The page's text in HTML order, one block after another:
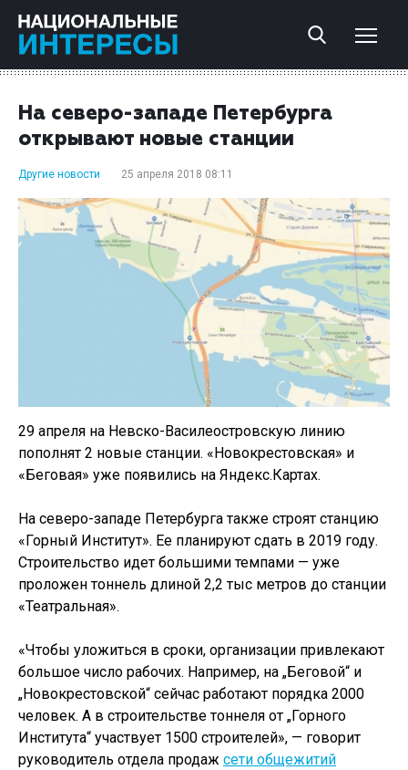
На северо-западе Петербурга
открывают новые станции
Другие новости 25 апреля 2018 08:11
29 апреля на Невско-Василеостровскую линию
пополнят 2 новые станции. «Новокрестовская» и
«Беговая» уже появились на Яндекс.Картах.
На северо-западе Петербурга также строят станцию
«Горный Институт». Ее планируют сдать в 2019 году.
Строительство идет большими темпами — уже
проложен тоннель длиной 2,2 тыс метров до станции
«Театральная».
«Чтобы уложиться в сроки, организации привлекают
большое число рабочих. Например, на „Беговой“ и
„Новокрестовской“ сейчас работают порядка 2000
человек. А в строительстве тоннеля от „Горного
Института“ участвует 1500 строителей», — говорит
руководитель отдела продаж сети общежитий